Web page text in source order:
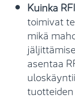
Kuinka
toimivat
mikä
asentaa